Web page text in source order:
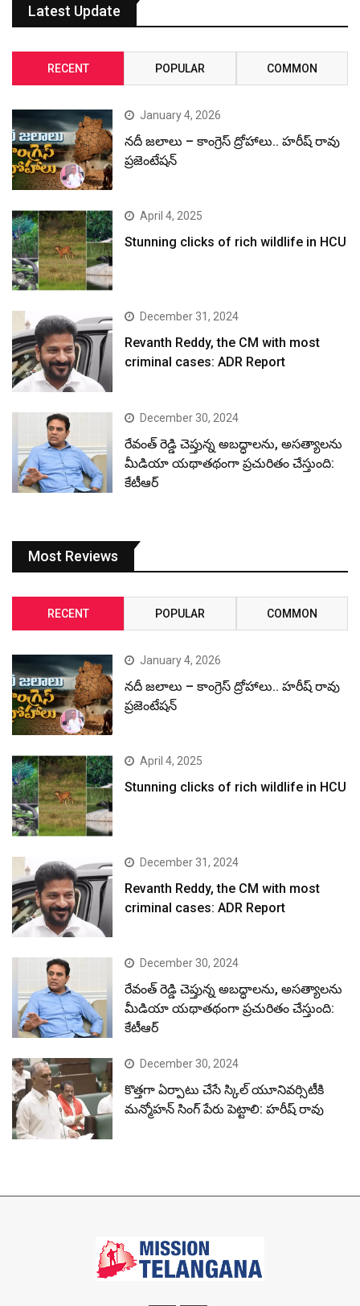
Latest Update
RECENT POPULAR COMMON
January 4, 2026
నదీ జలాలు – కాంగ్రెస్ ద్రోహాలు.. హరీష్ రావు
ప్రజెంటేషన్
April 4, 2025
Stunning clicks of rich wildlife in HCU
December 31, 2024
Revanth Reddy, the CM with most
criminal cases: ADR Report
December 30, 2024
రేవంత్ రెడ్డి చెప్తున్న అబద్ధాలను, అసత్యాలను
మీడియా యథాతథంగా ప్రచురితం చేస్తుంది:
కేటీఆర్
Most Reviews
RECENT POPULAR COMMON
January 4, 2026
నదీ జలాలు – కాంగ్రెస్ ద్రోహాలు.. హరీష్ రావు
ప్రజెంటేషన్
April 4, 2025
Stunning clicks of rich wildlife in HCU
December 31, 2024
Revanth Reddy, the CM with most
criminal cases: ADR Report
December 30, 2024
రేవంత్ రెడ్డి చెప్తున్న అబద్ధాలను, అసత్యాలను
మీడియా యథాతథంగా ప్రచురితం చేస్తుంది:
కేటీఆర్
December 30, 2024
కొత్తగా ఏర్పాటు చేసే స్కిల్ యూనివర్సిటీకి
మన్మోహన్ సింగ్ పేరు పెట్టాలి: హరీష్ రావు